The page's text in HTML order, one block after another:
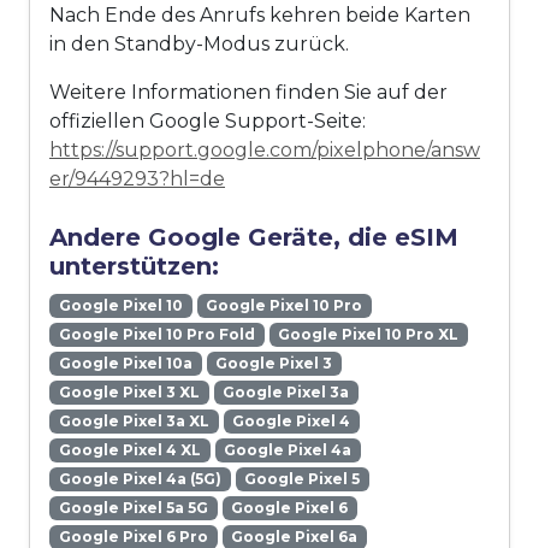
Nach Ende des Anrufs kehren beide Karten
in den Standby-Modus zurück.
Weitere Informationen finden Sie auf der
offiziellen Google Support-Seite:
https://support.google.com/pixelphone/answ
er/9449293?hl=de
Andere Google Geräte, die eSIM
unterstützen:
Google Pixel 10
Google Pixel 10 Pro
Google Pixel 10 Pro Fold
Google Pixel 10 Pro XL
Google Pixel 10a
Google Pixel 3
Google Pixel 3 XL
Google Pixel 3a
Google Pixel 3a XL
Google Pixel 4
Google Pixel 4 XL
Google Pixel 4a
Google Pixel 4a (5G)
Google Pixel 5
Google Pixel 5a 5G
Google Pixel 6
Google Pixel 6 Pro
Google Pixel 6a